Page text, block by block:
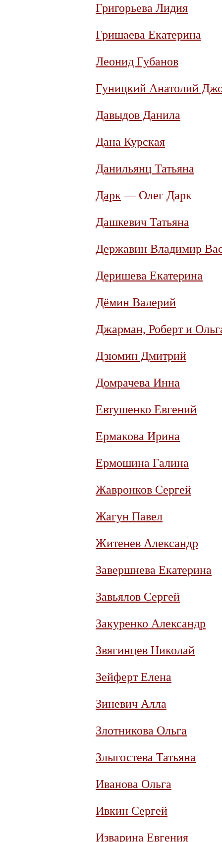
Григорьева Лидия
Гришаева Екатерина
Леонид Губанов
Гуницкий Анатолий
Давыдов Данила
Дана Курская
Данильянц Татьяна
Дарк — Олег Дарк
Дашкевич Татьяна
Державин Владимир
Деришева Екатерина
Дёмин Валерий
Джарман, Роберт и
Дзюмин Дмитрий
Домрачева Инна
Евтушенко Евгений
Ермакова Ирина
Ермошина Галина
Жавронков Сергей
Жагун Павел
Житенев Александр
Завершнева Екатерина
Завьялов Сергей
Закуренко Александр
Звягинцев Николай
Зейферт Елена
Зиневич Алла
Злотникова Ольга
Злыгостева Татьяна
Иванова Ольга
Ивкин Сергей
Изварина Евгения